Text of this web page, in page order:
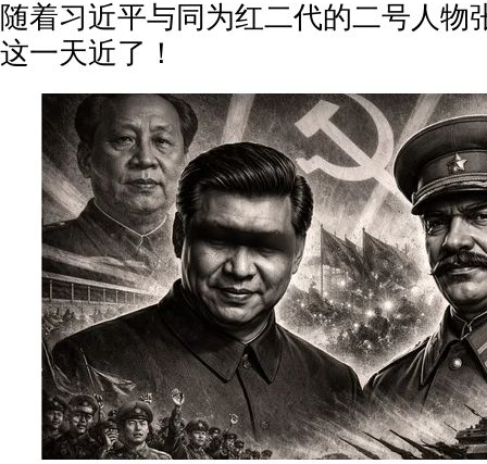
随着习近平与同为红二代的二号人物
这一天近了！